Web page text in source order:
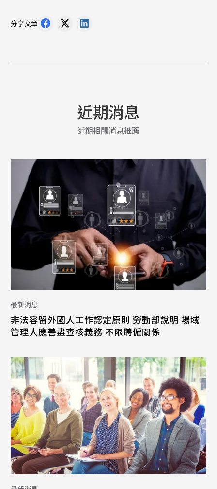
分享文章
近期消息
近期相關消息推薦
最新消息
非法容留外國人工作認定原則 勞動部說明 場域
管理人應善盡查核義務 不限聘僱關係